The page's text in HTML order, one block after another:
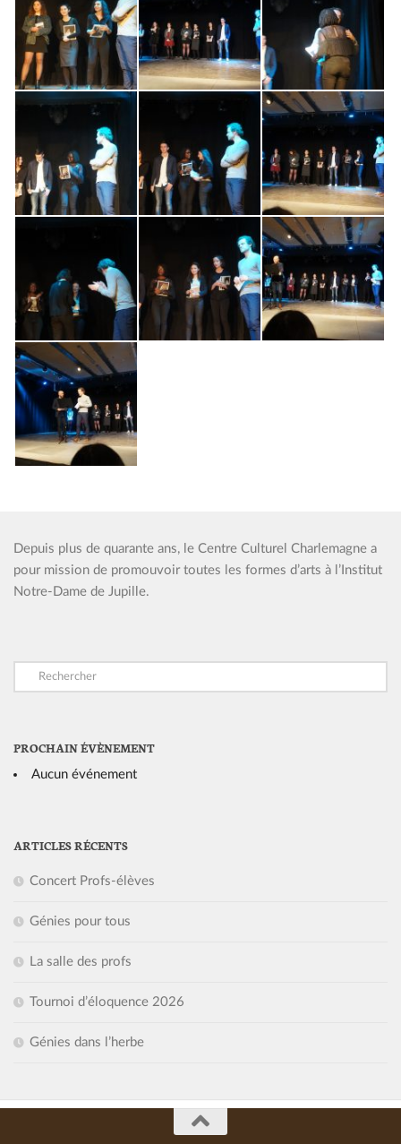
Depuis plus de quarante ans, le Centre Culturel Charlemagne a
pour mission de promouvoir toutes les formes d’arts à l’Institut
Notre-Dame de Jupille.
PROCHAIN ÉVÈNEMENT
Aucun événement
ARTICLES RÉCENTS
Concert Profs-élèves
Génies pour tous
La salle des profs
Tournoi d’éloquence 2026
Génies dans l’herbe